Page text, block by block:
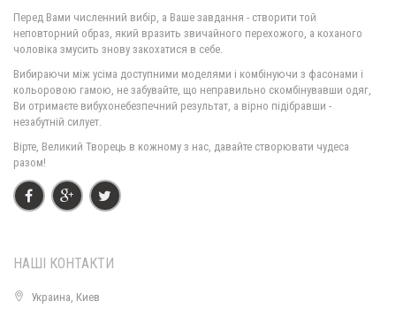
370.00грн.
Перед Вами численний вибір, а Ваше завдання - створити той
неповторний образ, який вразить звичайного перехожого, а коханого
чоловіка змусить знову закохатися в себе.
Вибираючи між усіма доступними моделями і комбінуючи з фасонами і
кольоровою гамою, не забувайте, що неправильно скомбінувавши одяг,
Ви отримаєте вибухонебезпечний результат, а вірно підібравши -
незабутній силует.
Вірте, Великий Творець в кожному з нас, давайте створювати чудеса
разом!
НАШІ КОНТАКТИ
Украина, Киев